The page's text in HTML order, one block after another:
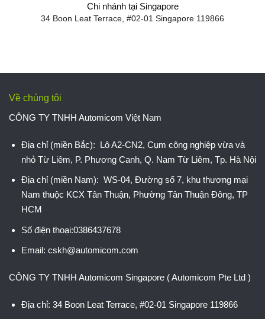
Chi nhánh tại Singapore
34 Boon Leat Terrace, #02-01 Singapore 119866
Về chúng tôi
CÔNG TY TNHH Automicom Việt Nam
Địa chỉ (miền Bắc): Lô A2-CN2, Cụm công nghiệp vừa và
nhỏ Từ Liêm, P. Phương Canh, Q. Nam Từ Liêm, Tp. Hà Nội
Địa chỉ (miền Nam): WS-04, Đường số 7, khu thương mại
Nam thuộc KCX Tân Thuận, Phường Tân Thuận Đông, TP
HCM
Số điện thoại:0386437678
Email: cskh@automicom.com
CÔNG TY TNHH Automicom Singapore ( Automicom Pte Ltd )
Địa chỉ: 34 Boon Leat Terrace, #02-01 Singapore 119866